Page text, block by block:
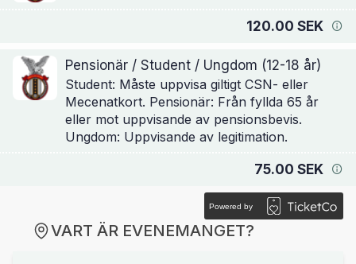
120.00 SEK
Pensionär / Student / Ungdom (12-18 år)
Student: Måste uppvisa giltigt CSN- eller
Mecenatkort. Pensionär: Från fyllda 65 år
eller mot uppvisande av pensionsbevis.
Ungdom: Uppvisande av legitimation.
75.00 SEK
Powered by
VART ÄR EVENEMANGET?